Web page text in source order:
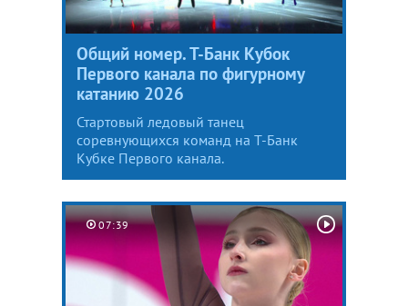
Общий номер. Т-Банк Кубок
Первого канала по фигурному
катанию 2026
Стартовый ледовый танец
соревнующихся команд на Т-Банк
Кубке Первого канала.
07:39